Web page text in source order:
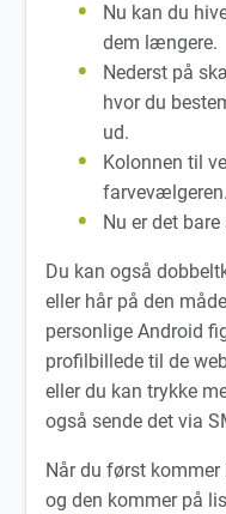
Nu kan du
dem længere.
Nederst på
hvor du
ud.
Kolonnen til
farvevælgeren.
Nu er det bare
Du kan også
eller hår på den
personlige Android
profilbillede til de
eller du kan trykke
også sende det via
Når du først
og den kommer på